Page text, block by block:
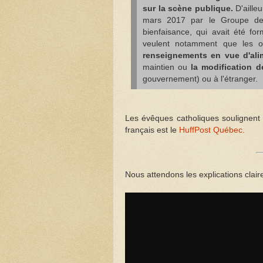
sur la scène publique.
mars 2017 par le Groupe
bienfaisance, qui avait été
veulent notamment que les
renseignements en vue
maintien ou
la modification
gouvernement) ou à l'étranger.
Les évêques catholiques
français est le HuffPost Québec.
Nous attendons les explications